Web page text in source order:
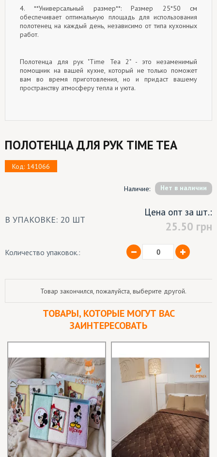
4. **Универсальный размер**: Размер 25*50 см
обеспечивает оптимальную площадь для использования
полотенец на каждый день, независимо от типа кухонных
работ.
Полотенца для рук "Time Tea 2" - это незаменимый
помощник на вашей кухне, который не только поможет
вам во время приготовления, но и придаст вашему
пространству атмосферу тепла и уюта.
ПОЛОТЕНЦА ДЛЯ РУК TIME TEA
Код: 141066
Наличие: Hет в наличии
В УПАКОВКЕ: 20 ШТ
Цена опт за шт.:
25.50 грн
Количество упаковок.:
Товар закончился, пожалуйста, выберите другой.
ТОВАРЫ, КОТОРЫЕ МОГУТ ВАС
ЗАИНТЕРЕСОВАТЬ